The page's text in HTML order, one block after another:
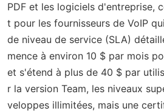
PDF et les logiciels d'entreprise,
t pour les fournisseurs de VoIP
de niveau de service (SLA)
mence à environ 10 $ par mois
et s'étend à plus de 40 $ par
r la version Team, les niveaux
veloppes illimitées, mais une